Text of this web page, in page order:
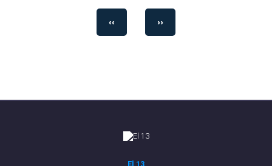
‹‹ ››
El 13